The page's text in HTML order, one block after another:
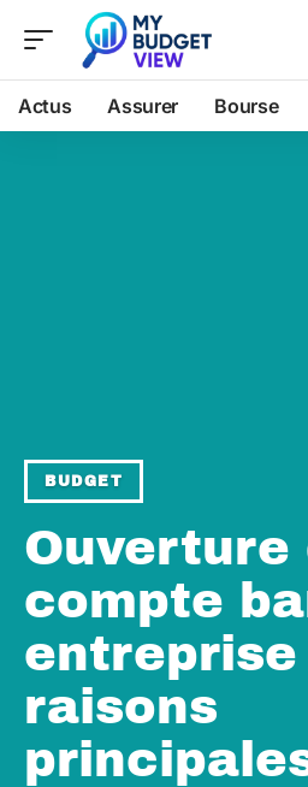
Actus Assurer Bourse
BUDGET
Ouverture
compte
entreprise
raisons